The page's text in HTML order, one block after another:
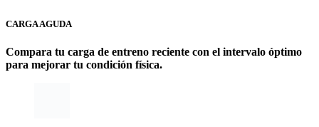
CARGA AGUDA
Compara tu carga de entreno reciente con el intervalo óptimo
para mejorar tu condición física.